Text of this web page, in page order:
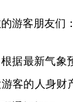
游客朋友们：
根据最新气象
游客的人身财